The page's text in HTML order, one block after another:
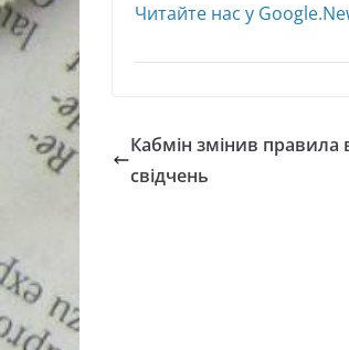
Читайте нас у
Кабмін змінив правила
свідчень